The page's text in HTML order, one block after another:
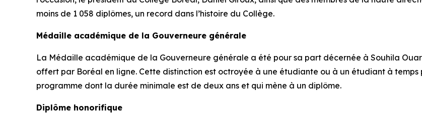
moins de 1 058 diplômes, un record dans l’histoire du Collège.
Médaille académique de la Gouverneure générale
La Médaille académique de la Gouverneure générale a été pour sa part décernée à Souhila
offert par Boréal en ligne. Cette distinction est octroyée à une étudiante ou à un étudiant à
programme dont la durée minimale est de deux ans et qui mène à un diplôme.
Diplôme honorifique